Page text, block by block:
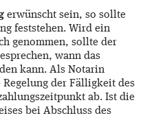
erwünscht sein, so sollte
feststehen. Wird ein
genommen, sollte der
wann das
kann. Als Notarin
der Fälligkeit des
ab. Ist die
bei Abschluss des